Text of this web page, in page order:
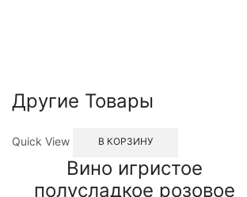
Другие Товары
Quick View В КОРЗИНУ
Вино игристое
полусладкое розовое